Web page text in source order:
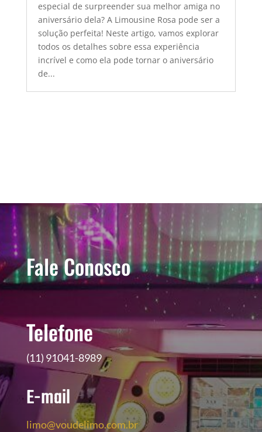
especial de surpreender sua melhor amiga no
aniversário dela? A Limousine Rosa pode ser a
solução perfeita! Neste artigo, vamos explorar
todos os detalhes sobre essa experiência
incrível e como ela pode tornar o aniversário
de...
Fale Conosco
Telefone
(11) 91041-8989
E-mail
limo@voudelimo.com.br